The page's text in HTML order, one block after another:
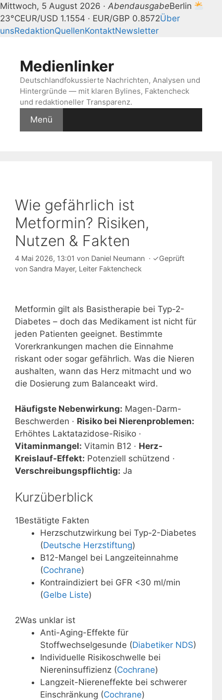
Mittwoch, 5 August 2026 · AbendausgabeBerlin
23°CEUR/USD 1.1554 · EUR/GBP 0.8572Über
unsRedaktionQuellenKontaktNewsletter
springenMedienlinker
Deutschlandfokussierte Nachrichten, Analysen und
Hintergründe — mit klaren Bylines, Faktencheck
und redaktioneller Transparenz.
Menü
Wie gefährlich ist
Metformin? Risiken,
Nutzen & Fakten
4 Mai 2026, 13:01 von Daniel Neumann · ✓Geprüft
von Sandra Mayer, Leiter Faktencheck
Metformin gilt als Basistherapie bei Typ-2-
Diabetes – doch das Medikament ist nicht für
jeden Patienten geeignet. Bestimmte
Vorerkrankungen machen die Einnahme
riskant oder sogar gefährlich. Was die Nieren
aushalten, wann das Herz mitmacht und wo
die Dosierung zum Balanceakt wird.
Häufigste Nebenwirkung: Magen-Darm-
Beschwerden · Risiko bei Nierenproblemen:
Erhöhtes Laktatazidose-Risiko ·
Vitaminmangel: Vitamin B12 · Herz-
Kreislauf-Effekt: Potenziell schützend ·
Verschreibungspflichtig: Ja
Kurzüberblick
1Bestätigte Fakten
Herzschutzwirkung bei Typ-2-Diabetes
(Deutsche Herzstiftung)
B12-Mangel bei Langzeiteinnahme
(Cochrane)
Kontraindiziert bei GFR <30 ml/min
(Gelbe Liste)
2Was unklar ist
Anti-Aging-Effekte für
Stoffwechselgesunde (Diabetiker NDS)
Individuelle Risikoschwelle bei
Niereninsuffizienz (Cochrane)
Langzeit-Niereneffekte bei schwerer
Einschränkung (Cochrane)